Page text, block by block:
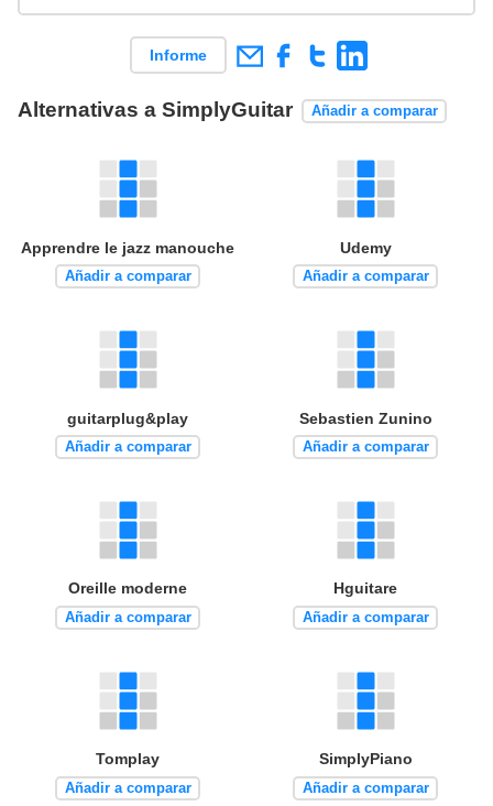
Informe
Alternativas a SimplyGuitar Añadir a comparar
Apprendre le jazz manouche
Añadir a comparar
Udemy
Añadir a comparar
guitarplug&play
Añadir a comparar
Sebastien Zunino
Añadir a comparar
Oreille moderne
Añadir a comparar
Hguitare
Añadir a comparar
Tomplay
Añadir a comparar
SimplyPiano
Añadir a comparar